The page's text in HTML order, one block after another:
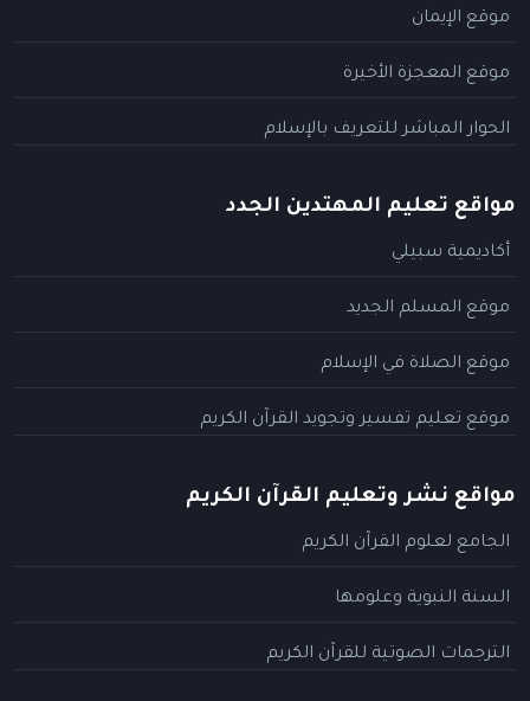
موقع الإيمان
موقع المعجزة الأخيرة
الحوار المباشر للتعريف بالإسلام
مواقع تعليم المهتدين الجدد
أكاديمية سبيلي
موقع المسلم الجديد
موقع الصلاة في الإسلام
موقع تعليم تفسير وتجويد القرآن الكريم
مواقع نشر وتعليم القرآن الكريم
الجامع لعلوم القرآن الكريم
السنة النبوية وعلومها
الترجمات الصوتية للقرآن الكريم